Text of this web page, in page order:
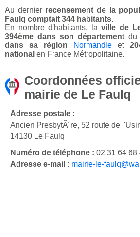
Au dernier recensement de la
Faulq comptait 344 habitants.
En nombre d'habitants, laville de
394ème dans son département du
dans sa région
Normandie et
national en France Métropolitaine.
Coordonnées
mairie de Le Faulq
Adresse postale :
Ancien PresbytÃ¨re, 52 route de
14130 Le Faulq
Numéro de téléphone : 02 31 64 68
Adresse e-mail : mairie-le-